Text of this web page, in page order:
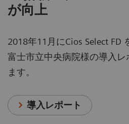
が向上
2018年11月にCios Select FD
富士市立中央病院様の導入
ます。
導入レポート